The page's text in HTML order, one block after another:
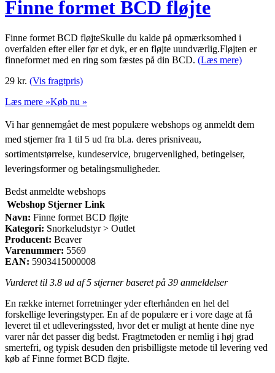
Finne formet BCD fløjte
Finne formet BCD fløjteSkulle du kalde på opmærksomhed i
overfalden efter eller før et dyk, er en fløjte uundværlig.Fløjten er
finneformet med en ring som fæstes på din BCD. (Læs mere)
29 kr. (Vis fragtpris)
Læs mere »Køb nu »
Vi har gennemgået de mest populære webshops og anmeldt dem
med stjerner fra 1 til 5 ud fra bl.a. deres prisniveau,
sortimentstørrelse, kundeservice, brugervenlighed, betingelser,
leveringsformer og betalingsmuligheder.
Bedst anmeldte webshops
Webshop Stjerner Link
Navn: Finne formet BCD fløjte
Kategori: Snorkeludstyr > Outlet
Producent: Beaver
Varenummer: 5569
EAN: 5903415000008
Vurderet til 3.8 ud af 5 stjerner baseret på 39 anmeldelser
En række internet forretninger yder efterhånden en hel del
forskellige leveringstyper. En af de populære er i vore dage at få
leveret til et udleveringssted, hvor det er muligt at hente dine nye
varer når det passer dig bedst. Fragtmetoden er nemlig i høj grad
smertefri, og typisk desuden den prisbilligste metode til levering ved
køb af Finne formet BCD fløjte.